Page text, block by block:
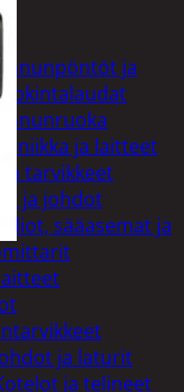
Linnunpöntöt ja
Linnunruoka
ja laitteet
ja tarvikkeet
ja johdot
sääasemat ja
ja laturit
ja telineet